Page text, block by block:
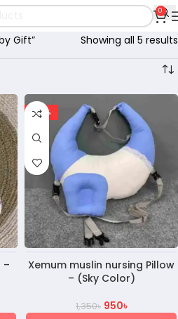
0
Gift” Showing all 5 results
–
-30%
Xemum muslin nursing Pillow
– (Sky Color)
1,350৳ 950৳